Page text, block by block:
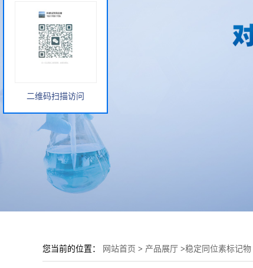
您当前的位置： 网站首页 > 产品展厅 >稳定同位素标记物
二维码扫描访问